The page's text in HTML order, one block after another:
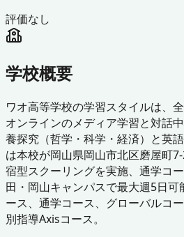
評価なし
学校概要
ワオ高等学校の学習スタイルは、
オンラインのメディア学習と対話
養探究（哲学・科学・経済）と英
は本校が岡山県岡山市北区磨屋町
宿型スクーリングを実施、通学コ
田・岡山キャンパスで最大週5日可
ース、通学コース、グローバルコ
別指導Axisコース。